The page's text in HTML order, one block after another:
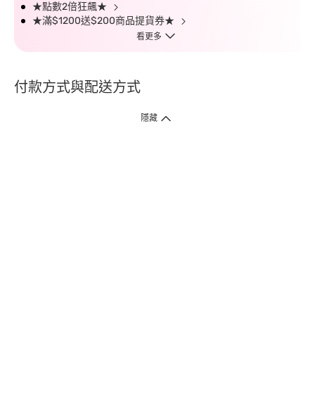
★點數2倍狂飆★
★滿$1200送$200商品提貨券★
看更多
付款方式與配送方式
隱藏